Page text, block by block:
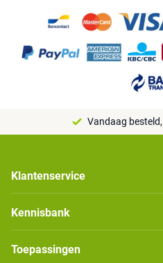
Vandaag besteld,
Klantenservice
Kennisbank
Toepassingen